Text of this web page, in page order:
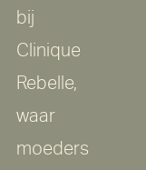
bij
Clinique
Rebelle,
waar
moeders